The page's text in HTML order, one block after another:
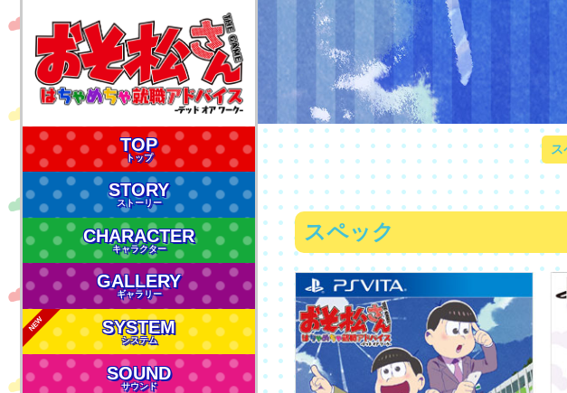
TOP
トップ
STORY
ストーリー
CHARACTER
キャラクター
GALLERY
ギャラリー
SYSTEM
システム
NEW
SOUND
サウンド
ス
スペック